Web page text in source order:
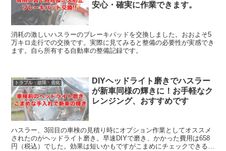
安心・確実に作業できます。
消耗の激しいハスラーのブレーキパッドを交換しました。おおよそ5
万キロ走行での交換です。実際に見てみると整備の必要性が実感でき
ます。自ら所有する自動車の整備記録です。
トラブル・故障・劣化
DIYヘッドライト磨きでハスラー
が新車同様の輝きに！お手軽なク
レンジング、おすすめです
ハスラー、3回目の車検の見積り時にオプション作業としてオススメ
されたのがヘッドライト磨き。早速DIYで磨き、かかった費用は658
円（税込）でした。効果は短いかもですがこまめにチェックできるか